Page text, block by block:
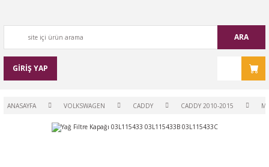
ARA
GİRİŞ YAP
ANASAYFA VOLKSWAGEN CADDY CADDY 2010-2015